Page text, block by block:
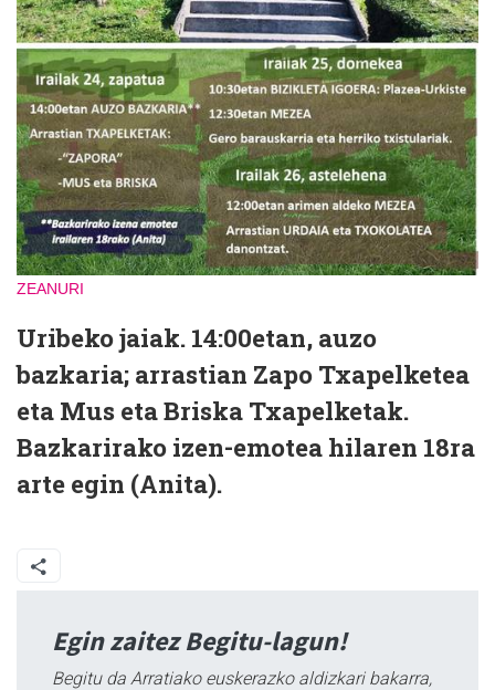
ZEANURI
Uribeko jaiak. 14:00etan, auzo
bazkaria; arrastian Zapo Txapelketea
eta Mus eta Briska Txapelketak.
Bazkarirako izen-emotea hilaren 18ra
arte egin (Anita).
Egin zaitez Begitu-lagun!
Begitu da Arratiako euskerazko aldizkari bakarra,